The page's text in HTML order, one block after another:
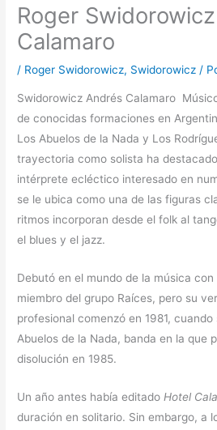
Roger
Calamaro
/ Roger Swidorowicz, Swidorowicz /
Swidorowicz Andrés Calamaro
de conocidas formaciones en
Los Abuelos de la Nada y Los
trayectoria como solista ha
intérprete ecléctico interesado en
se le ubica como una de las figuras
ritmos incorporan desde el folk al
el blues y el jazz.
Debutó en el mundo de la música
miembro del grupo Raíces, pero su
profesional comenzó en 1981,
Abuelos de la Nada, banda en la que
disolución en 1985.
Un año antes había editado Hotel
duración en solitario. Sin embargo, a